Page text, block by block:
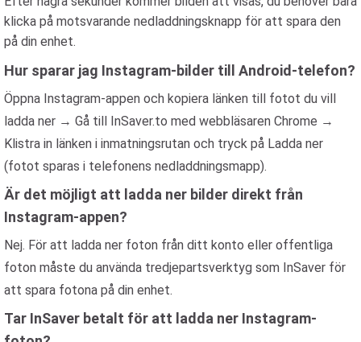
klicka på motsvarande nedladdningsknapp för att spara den
på din enhet.
Hur sparar jag Instagram-bilder till Android-telefon?
Öppna Instagram-appen och kopiera länken till fotot du vill
ladda ner → Gå till InSaver.to med webbläsaren Chrome →
Klistra in länken i inmatningsrutan och tryck på Ladda ner
(fotot sparas i telefonens nedladdningsmapp).
Är det möjligt att ladda ner bilder direkt från
Instagram-appen?
Nej. För att ladda ner foton från ditt konto eller offentliga
foton måste du använda tredjepartsverktyg som InSaver för
att spara fotona på din enhet.
Tar InSaver betalt för att ladda ner Instagram-